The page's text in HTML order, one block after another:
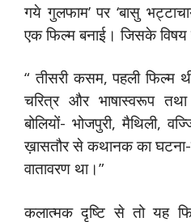
गये गुलफाम’ पर ‘बासु
एक फिल्म बनाई। जिसके
“ तीसरी कसम, पहली फिल्म
चरित्र और भाषास्वरूप तथा
बोलियों- भोजपुरी, मैथिली,
ख़ासतौर से कथानक का
वातावरण था।”
कलात्मक दृष्टि से तो यह